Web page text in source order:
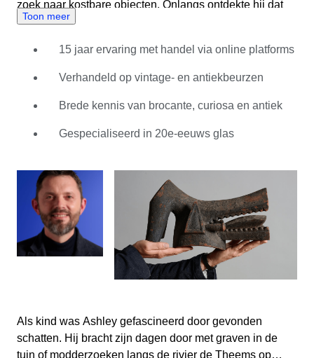
zoek naar kostbare objecten. Onlangs ontdekte hij dat
zijn voorouders antiekhandelaren waren, dus je zou
beginjaren als verzamelaar nam Ashley enkele van zijn
favoriete objecten mee naar de Antiques Roadshow van
vertelde hem dat hij een scherp oog had voor bijzondere
blijven doen waar hij het meest van hield. Inmiddels
verhandelen van antiek, brocante en curiosa, met een
bijzondere voorliefde voor glaswerk uit de 20e eeuw. Bij
Catawiki combineert Ashley zijn uitgebreide kennis met
een scherp oog voor detail. Hij wordt het meest
enthousiast van vreemde en ongewone dingen, zoals
het vinden van moeilijk te identificeren objecten en
ontdekken wat ze precies zijn.
Toon meer
15 jaar ervaring met handel via online platforms
Verhandeld op vintage- en antiekbeurzen
Brede kennis van brocante, curiosa en antiek
Gespecialiseerd in 20e-eeuws glas
Als kind was Ashley gefascineerd door gevonden
schatten. Hij bracht zijn dagen door met graven in de
tuin of modderzoeken langs de rivier de Theems op